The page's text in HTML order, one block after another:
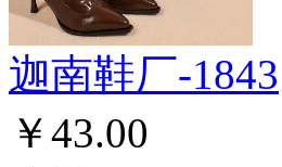
迦南鞋厂-1843
￥43.00